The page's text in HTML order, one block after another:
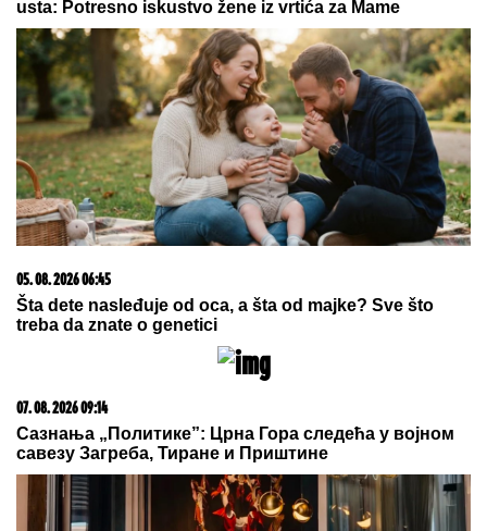
Sijena Miler rodila dvoje dece 15 godina mlađem, pa
otkrila ono o ČEMU JE ĆUTALA MESECIMA:
Jednom fotografijom stavila tačku na nagađanja
BIVŠI TRENER PARTIZANA:
HARVARD POSLAO JASNU
PORUKU: OHRnema ustavnu
nadležnost da donosi zakone u BiH